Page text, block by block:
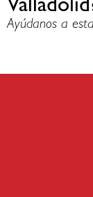
Ayúdanos a